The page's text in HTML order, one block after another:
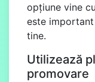
opțiune vine
este
tine.
Utilizează
promovare